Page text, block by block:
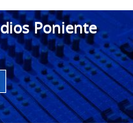
Poniente